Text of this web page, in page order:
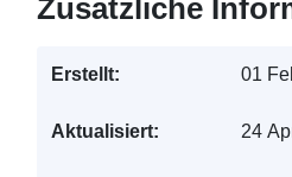
Zusätzliche
Erstellt: 01
Aktualisiert: 24